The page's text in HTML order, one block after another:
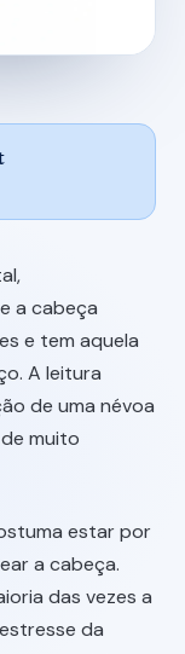
a cabeça
e tem aquela
A leitura
de uma névoa
muito
estar por
a cabeça.
das vezes a
da